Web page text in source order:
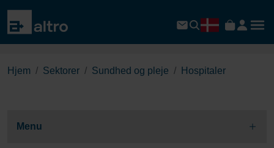
Hjem Sektorer Sundhed og pleje Hospitaler
Menu